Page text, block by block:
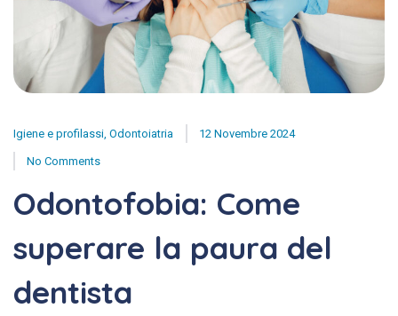
Igiene e profilassi Odontoiatria 12 Novembre 2024
No Comments
Odontofobia: Come
superare la paura del
dentista